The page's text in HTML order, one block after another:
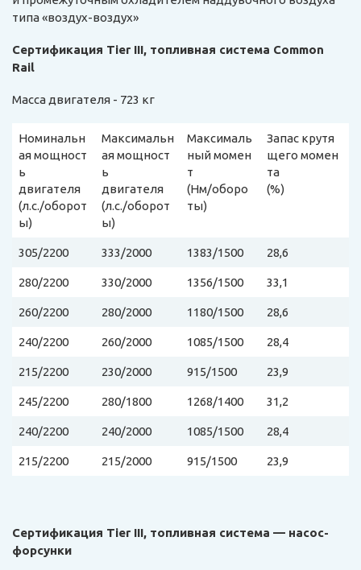
типа «воздух-воздух»
Сертификация Tier III, топливная система Common
Rail
Масса двигателя - 723 кг
Номинальн
ая мощност
ь
двигателя
(л.с./оборот
ы)
Максимальн
ая мощност
ь
двигателя
(л.с./оборот
ы)
Максималь
ный момен
т
(Нм/оборо
ты)
Запас крутя
щего момен
та
(%)
305/2200 333/2000 1383/1500 28,6
280/2200 330/2000 1356/1500 33,1
260/2200 280/2000 1180/1500 28,6
240/2200 260/2000 1085/1500 28,4
215/2200 230/2000 915/1500 23,9
245/2200 280/1800 1268/1400 31,2
240/2200 240/2000 1085/1500 28,4
215/2200 215/2000 915/1500 23,9
Сертификация Tier III, топливная система — насос-
форсунки